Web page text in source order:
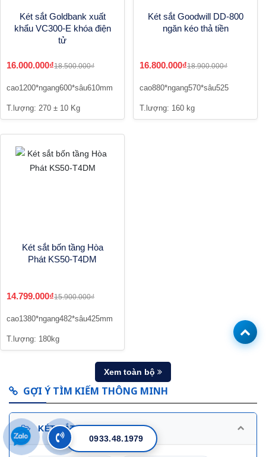
Két sắt Goldbank xuất
khẩu VC300-E khóa điện
tử
16.000.000₫18.500.000₫
cao1200*ngang600*sâu610mm
T.lượng: 270 ± 10 Kg
Két sắt Goodwill DD-800
ngăn kéo thả tiền
16.800.000₫18.900.000₫
cao880*ngang570*sâu525
T.lượng: 160 kg
Két sắt bốn tầng Hòa
Phát KS50-T4DM
14.799.000₫15.900.000₫
cao1380*ngang482*sâu425mm
T.lượng: 180kg
Xem toàn bộ
GỢI Ý TÌM KIẾM THÔNG MINH
KÉT SẮT GOLDBANK
0933.48.1979